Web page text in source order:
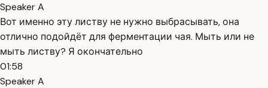
Speaker A
Вот именно эту листву не нужно выбрасывать, она
отлично подойдёт для ферментации чая. Мыть или не
мыть листву? Я окончательно
01:58
Speaker A